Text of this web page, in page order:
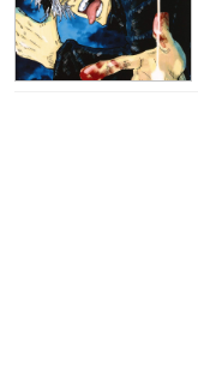
03-5904-9106
※予約はこちらから